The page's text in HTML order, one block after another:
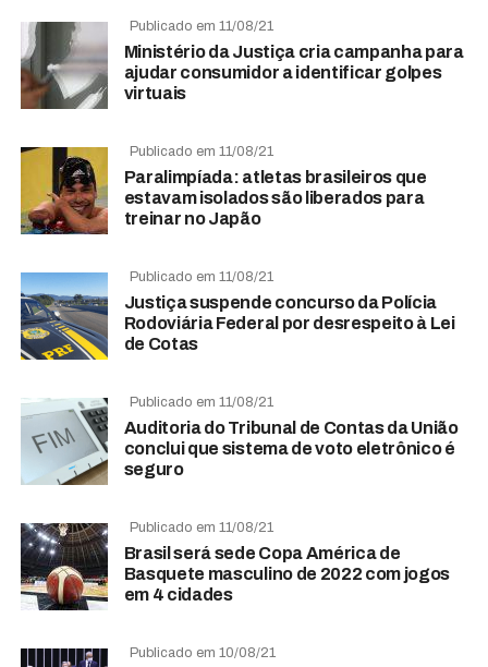
Publicado em 11/08/21
Ministério da Justiça cria campanha para
ajudar consumidor a identificar golpes
virtuais
Publicado em 11/08/21
Paralimpíada: atletas brasileiros que
estavam isolados são liberados para
treinar no Japão
Publicado em 11/08/21
Justiça suspende concurso da Polícia
Rodoviária Federal por desrespeito à Lei
de Cotas
Publicado em 11/08/21
Auditoria do Tribunal de Contas da União
conclui que sistema de voto eletrônico é
seguro
Publicado em 11/08/21
Brasil será sede Copa América de
Basquete masculino de 2022 com jogos
em 4 cidades
Publicado em 10/08/21